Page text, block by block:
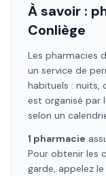
À savoir :
Conliège
Les pharmacies
un service de
habituels : nuits,
est organisé par
selon un
1 pharmacie
Pour obtenir les
garde, appelez le